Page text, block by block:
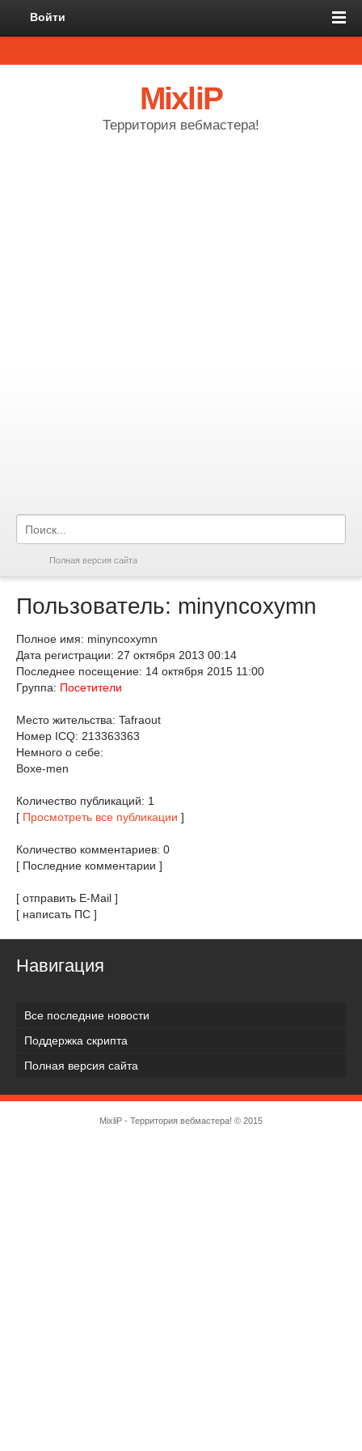
Войти
MixliP
Территория вебмастера!
Полная версия сайта
Пользователь: minyncoxymn
Полное имя: minyncoxymn
Дата регистрации: 27 октября 2013 00:14
Последнее посещение: 14 октября 2015 11:00
Группа: Посетители
Место жительства: Tafraout
Номер ICQ: 213363363
Немного о себе:
Boxe-men
Количество публикаций: 1
[ Просмотреть все публикации ]
Количество комментариев: 0
[ Последние комментарии ]
[ отправить E-Mail ]
[ написать ПС ]
Навигация
Все последние новости
Поддержка скрипта
Полная версия сайта
MixliP - Территория вебмастера! © 2015